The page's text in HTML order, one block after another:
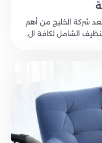
شركة الخليج من أهم
الشامل لكافة ال..